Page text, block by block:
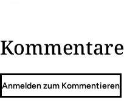
Kommentare
Anmelden zum Kommentieren